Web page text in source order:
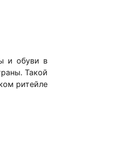
и обуви в
Такой
ритейле